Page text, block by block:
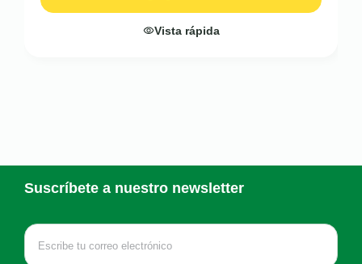
Vista rápida
Suscríbete a nuestro newsletter